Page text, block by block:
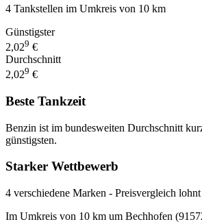
4 Tankstellen im Umkreis von 10 km
Günstigster
2,029 €
Durchschnitt
2,029 €
Beste Tankzeit
Benzin ist im bundesweiten Durchschnitt
günstigsten.
Starker Wettbewerb
4 verschiedene Marken - Preisvergleich lohnt
Im Umkreis von 10 km um Bechhofen